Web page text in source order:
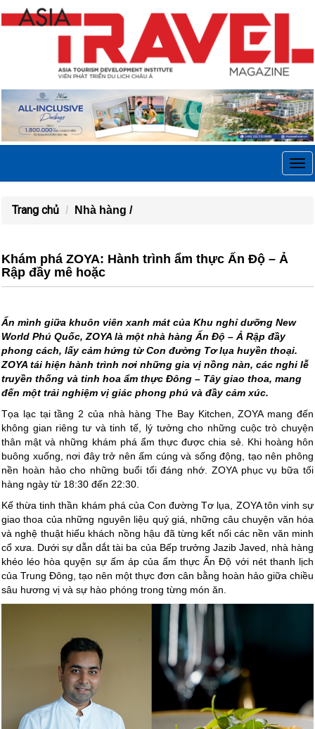
Trang chủ Nhà hàng /
Khám phá ZOYA: Hành trình ẩm thực Ấn Độ – Ả
Rập đầy mê hoặc
Ẩn mình giữa khuôn viên xanh mát của Khu nghỉ dưỡng New
World Phú Quốc, ZOYA là một nhà hàng Ấn Độ – Ả Rập đầy
phong cách, lấy cảm hứng từ Con đường Tơ lụa huyền thoại.
ZOYA tái hiện hành trình nơi những gia vị nồng nàn, các nghi lễ
truyền thống và tinh hoa ẩm thực Đông – Tây giao thoa, mang
đến một trải nghiệm vị giác phong phú và đầy cảm xúc.
Tọa lạc tại tầng 2 của nhà hàng The Bay Kitchen, ZOYA mang đến
không gian riêng tư và tinh tế, lý tưởng cho những cuộc trò chuyện
thân mật và những khám phá ẩm thực được chia sẻ. Khi hoàng hôn
buông xuống, nơi đây trở nên ấm cúng và sống động, tạo nên phông
nền hoàn hảo cho những buổi tối đáng nhớ. ZOYA phục vụ bữa tối
hàng ngày từ 18:30 đến 22:30.
Kế thừa tinh thần khám phá của Con đường Tơ lụa, ZOYA tôn vinh sự
giao thoa của những nguyên liệu quý giá, những câu chuyện văn hóa
và nghệ thuật hiếu khách nồng hậu đã từng kết nối các nền văn minh
cổ xưa. Dưới sự dẫn dắt tài ba của Bếp trưởng Jazib Javed, nhà hàng
khéo léo hòa quyện sự ấm áp của ẩm thực Ấn Độ với nét thanh lịch
của Trung Đông, tạo nên một thực đơn cân bằng hoàn hảo giữa chiều
sâu hương vị và sự hào phóng trong từng món ăn.